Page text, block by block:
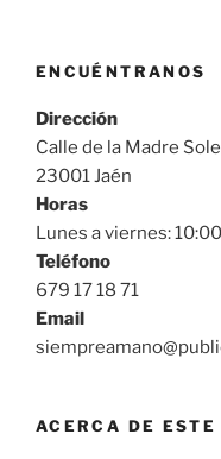
ENCUÉNTRANOS
Dirección
Calle de la Madre
23001 Jaén
Horas
Lunes a viernes:
Teléfono
679 17 18 71
Email
ACERCA DE ESTE